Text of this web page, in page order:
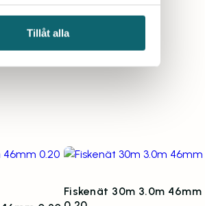
Tillåt alla
Fiskenät 30m 3.0m 46mm